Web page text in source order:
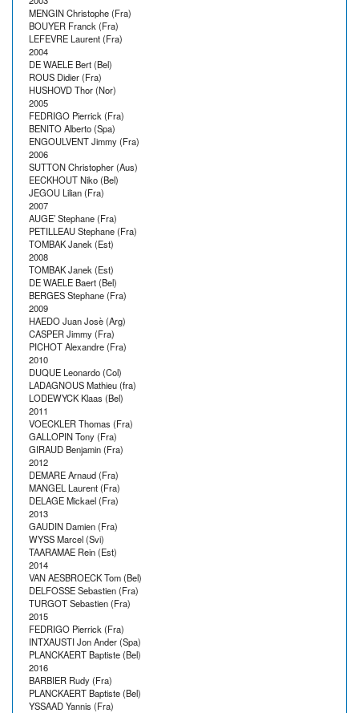
MENGIN Christophe (Fra)
BOUYER Franck (Fra)
LEFEVRE Laurent (Fra)
2004
DE WAELE Bert (Bel)
ROUS Didier (Fra)
HUSHOVD Thor (Nor)
2005
FEDRIGO Pierrick (Fra)
BENITO Alberto (Spa)
ENGOULVENT Jimmy (Fra)
2006
SUTTON Christopher (Aus)
EECKHOUT Niko (Bel)
JEGOU Lilian (Fra)
2007
AUGE’ Stephane (Fra)
PETILLEAU Stephane (Fra)
TOMBAK Janek (Est)
2008
TOMBAK Janek (Est)
DE WAELE Baert (Bel)
BERGES Stephane (Fra)
2009
HAEDO Juan Josè (Arg)
CASPER Jimmy (Fra)
PICHOT Alexandre (Fra)
2010
DUQUE Leonardo (Col)
LADAGNOUS Mathieu (fra)
LODEWYCK Klaas (Bel)
2011
VOECKLER Thomas (Fra)
GALLOPIN Tony (Fra)
GIRAUD Benjamin (Fra)
2012
DEMARE Arnaud (Fra)
MANGEL Laurent (Fra)
DELAGE Mickael (Fra)
2013
GAUDIN Damien (Fra)
WYSS Marcel (Svi)
TAARAMAE Rein (Est)
2014
VAN AESBROECK Tom (Bel)
DELFOSSE Sebastien (Fra)
TURGOT Sebastien (Fra)
2015
FEDRIGO Pierrick (Fra)
INTXAUSTI Jon Ander (Spa)
PLANCKAERT Baptiste (Bel)
2016
BARBIER Rudy (Fra)
PLANCKAERT Baptiste (Bel)
YSSAAD Yannis (Fra)